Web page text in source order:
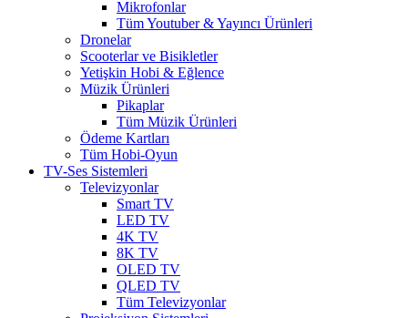
Mikrofonlar
Tüm Youtuber & Yayıncı Ürünleri
Dronelar
Scooterlar ve Bisikletler
Yetişkin Hobi & Eğlence
Müzik Ürünleri
Pikaplar
Tüm Müzik Ürünleri
Ödeme Kartları
Tüm Hobi-Oyun
TV-Ses Sistemleri
Televizyonlar
Smart TV
LED TV
4K TV
8K TV
OLED TV
QLED TV
Tüm Televizyonlar